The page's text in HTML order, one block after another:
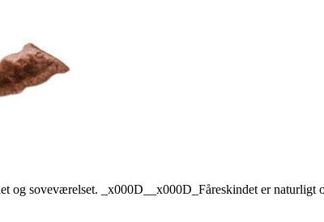
soveværelset. _x000D__x000D_Fåreskindet er naturligt